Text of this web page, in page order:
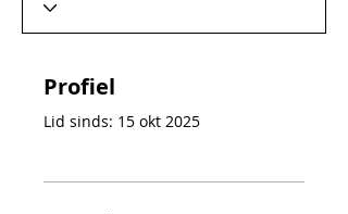
Profiel
Lid sinds: 15 okt 2025